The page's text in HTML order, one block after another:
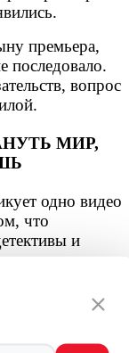
премьера,
последовало.
вопрос
МИР,
одно видео
что
и
доказывают
зале
из
министр